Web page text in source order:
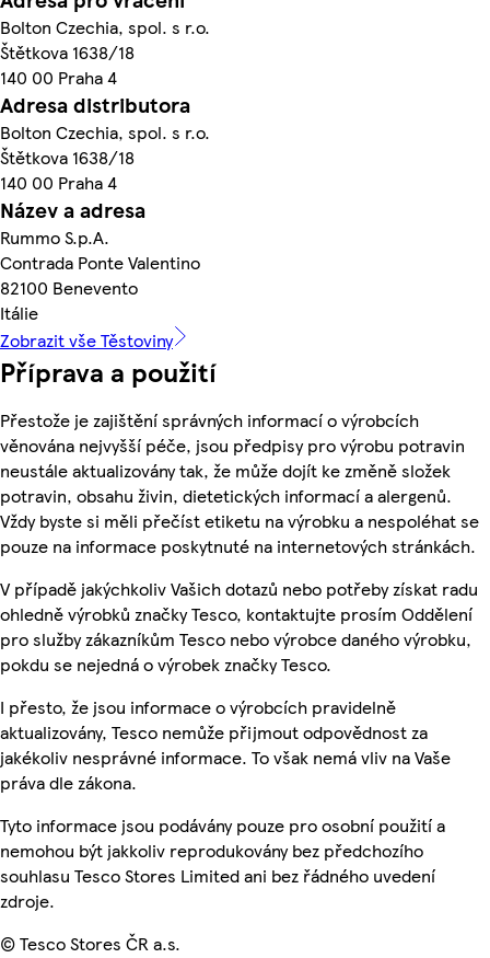
Bolton Czechia, spol. s r.o.
Štětkova 1638/18
140 00 Praha 4
Adresa distributora
Bolton Czechia, spol. s r.o.
Štětkova 1638/18
140 00 Praha 4
Název a adresa
Rummo S.p.A.
Contrada Ponte Valentino
82100 Benevento
Itálie
Zobrazit vše Těstoviny
Příprava a použití
Přestože je zajištění správných informací o výrobcích
věnována nejvyšší péče, jsou předpisy pro výrobu potravin
neustále aktualizovány tak, že může dojít ke změně složek
potravin, obsahu živin, dietetických informací a alergenů.
Vždy byste si měli přečíst etiketu na výrobku a nespoléhat se
pouze na informace poskytnuté na internetových stránkách.
V případě jakýchkoliv Vašich dotazů nebo potřeby získat radu
ohledně výrobků značky Tesco, kontaktujte prosím Oddělení
pro služby zákazníkům Tesco nebo výrobce daného výrobku,
pokdu se nejedná o výrobek značky Tesco.
I přesto, že jsou informace o výrobcích pravidelně
aktualizovány, Tesco nemůže přijmout odpovědnost za
jakékoliv nesprávné informace. To však nemá vliv na Vaše
práva dle zákona.
Tyto informace jsou podávány pouze pro osobní použití a
nemohou být jakkoliv reprodukovány bez předchozího
souhlasu Tesco Stores Limited ani bez řádného uvedení
zdroje.
© Tesco Stores ČR a.s.